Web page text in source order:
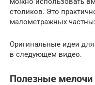
столиков. Это
малометражных
Оригинальные идеи
в следующем видео.
Полезные мелочи